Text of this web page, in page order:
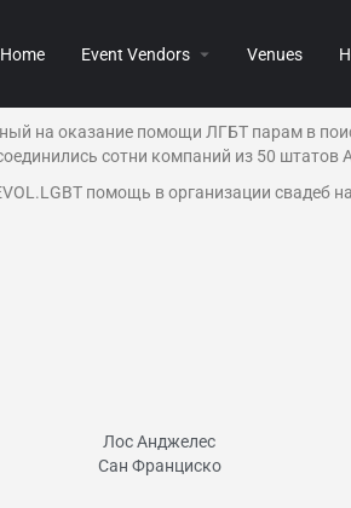
Home Event Vendors Venues
на оказание помощи ЛГБТ парам в
сотни компаний из 50 штатов
помощь в организации свадеб
Лос Анджелес
Сан Франциско